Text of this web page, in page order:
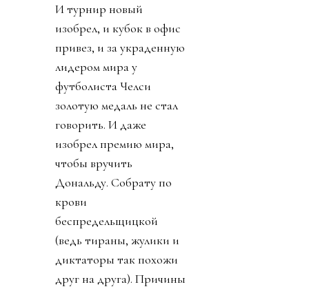
И турнир новый
изобрел, и кубок в офис
привез, и за украденную
лидером мира у
футболиста Челси
золотую медаль не стал
говорить. И даже
изобрел премию мира,
чтобы вручить
Дональду. Собрату по
крови
беспредельщицкой
(ведь тираны, жулики и
диктаторы так похожи
друг на друга). Причины